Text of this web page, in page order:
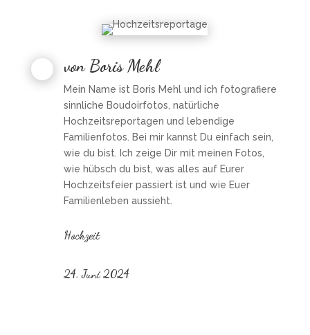
von Boris Mehl
Mein Name ist Boris Mehl und ich fotografiere
sinnliche Boudoirfotos, natürliche
Hochzeitsreportagen und lebendige
Familienfotos. Bei mir kannst Du einfach sein,
wie du bist. Ich zeige Dir mit meinen Fotos,
wie hübsch du bist, was alles auf Eurer
Hochzeitsfeier passiert ist und wie Euer
Familienleben aussieht.
Hochzeit
24. Juni 2024